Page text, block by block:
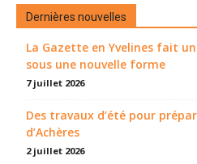
Dernières nouvelles
La Gazette en Yvelines fait
sous une nouvelle forme
7 juillet 2026
Des travaux d’été pour
d’Achères
2 juillet 2026